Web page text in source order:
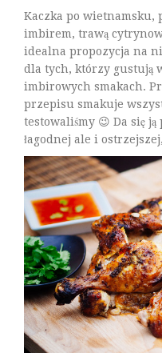
Kaczka po wietnamsku,
imbirem, trawą
idealna propozycja na
dla tych, którzy gustują
imbirowych smakach.
przepisu smakuje
testowaliśmy 😉 Da się
łagodnej ale i
Czytaj Dalej